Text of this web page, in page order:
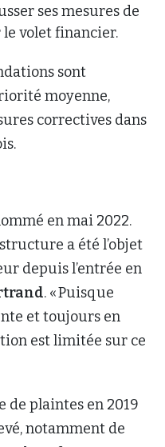
ses mesures de
volet financier.
sont
moyenne,
correctives dans
en mai 2022.
a été l’objet
depuis l’entrée en
. « Puisque
et toujours en
est limitée sur ce
de plaintes en 2019
notamment de